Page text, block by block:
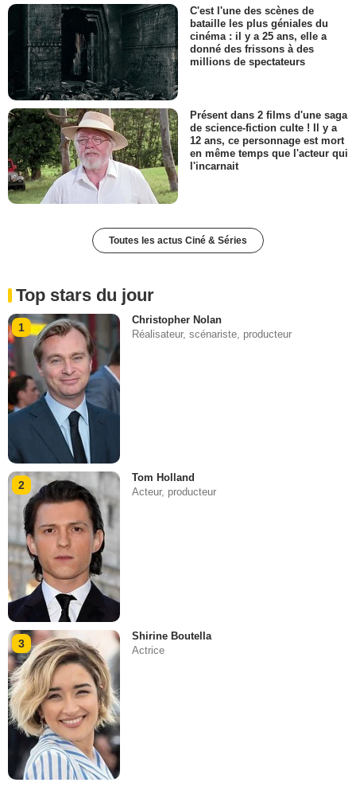
C'est l'une des scènes de
bataille les plus géniales du
cinéma : il y a 25 ans, elle a
donné des frissons à des
millions de spectateurs
Présent dans 2 films d'une saga
de science-fiction culte ! Il y a
12 ans, ce personnage est mort
en même temps que l'acteur qui
l'incarnait
Toutes les actus Ciné & Séries
Top stars du jour
1
Christopher Nolan
Réalisateur, scénariste, producteur
2
Tom Holland
Acteur, producteur
3
Shirine Boutella
Actrice